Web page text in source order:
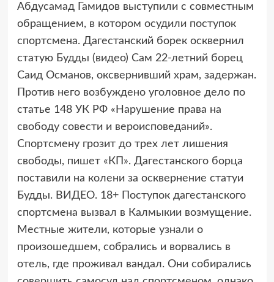
Абдусамад Гамидов выступили с совместным
обращением, в котором осудили поступок
спортсмена. Дагестанский борек осквернил
статую Будды (видео) Сам 22-летний борец
Саид Османов, оксвернивший храм, задержан.
Против него возбуждено уголовное дело по
статье 148 УК РФ «Нарушение права на
свободу совести и вероисповеданий».
Спортсмену грозит до трех лет лишения
свободы, пишет «КП». Дагестанского борца
поставили на колени за осквернение статуи
Будды. ВИДЕО. 18+ Поступок дагестанского
спортсмена вызвал в Калмыкии возмущение.
Местные жители, которые узнали о
произошедшем, собрались и ворвались в
отель, где проживал вандал. Они собирались